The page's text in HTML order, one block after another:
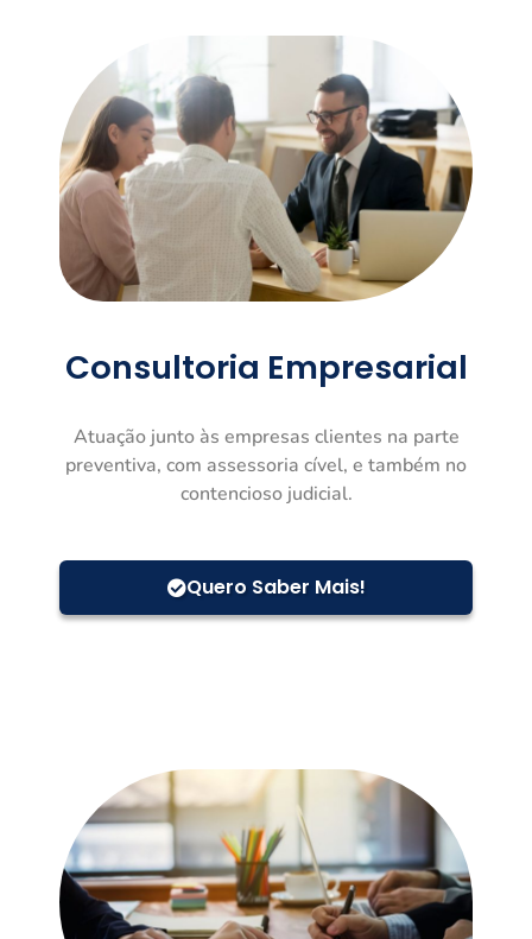
Consultoria Empresarial
Atuação junto às empresas clientes na parte
preventiva, com assessoria cível, e também no
contencioso judicial.
Quero Saber Mais!